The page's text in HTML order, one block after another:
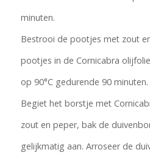
minuten.
Bestrooi de pootjes met zout
pootjes in de Cornicabra
op 90°C gedurende 90 minuten.
Begiet het borstje met
zout en peper, bak de
gelijkmatig aan. Arroseer de